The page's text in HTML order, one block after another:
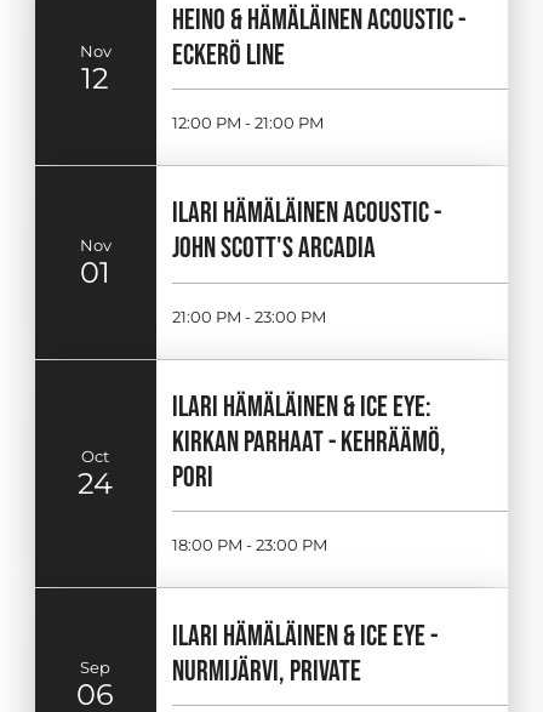
Nov
12
HEINO & HÄMÄLÄINEN ACOUSTIC -
ECKERÖ LINE
12:00 PM - 21:00 PM
Nov
01
ILARI HÄMÄLÄINEN ACOUSTIC -
JOHN SCOTT'S ARCADIA
21:00 PM - 23:00 PM
Oct
24
ILARI HÄMÄLÄINEN & ICE EYE:
KIRKAN PARHAAT - KEHRÄÄMÖ,
PORI
18:00 PM - 23:00 PM
Sep
06
ILARI HÄMÄLÄINEN & ICE EYE -
NURMIJÄRVI, PRIVATE